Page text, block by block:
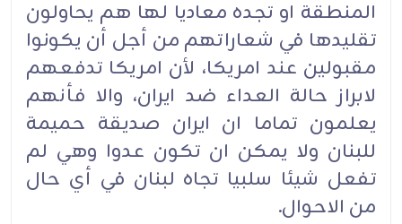
المنطقة او تجده معاديا لها هم يحاولون
تقليدها في شعاراتهم من أجل أن يكونوا
مقبولين عند امريكا، لأن امريكا تدفعهم
لابراز حالة العداء ضد ايران، والا فأنهم
يعلمون تماما ان ايران صديقة حميمة
للبنان ولا يمكن ان تكون عدوا وهي لم
تفعل شيئا سلبيا تجاه لبنان في أي حال
من الاحوال.